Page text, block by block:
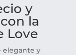
y
la
Love
elegante y